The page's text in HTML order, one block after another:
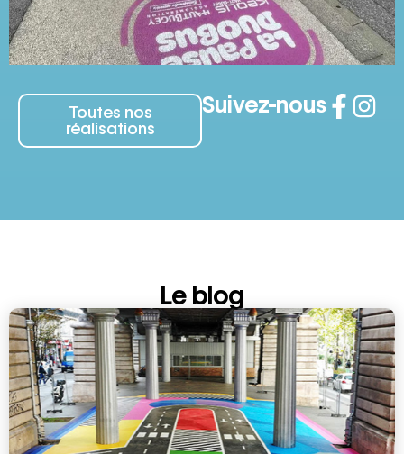
Toutes nos
réalisations
Suivez-nous
Le blog